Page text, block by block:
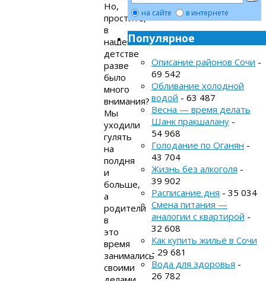
Но,
простите,
в
нашем
детстве
разве
было
много
внимания?
Мы
уходили
гулять
на
полдня
и
больше,
а
родители
в
это
время
занимались
своими
на сайте в интернете
Популярное
Описание районов Сочи -
69 542
Обливание холодной
водой - 63 487
Весна — время делать
Шанк пракшалану -
54 968
Голодание по Оганян -
43 704
Жизнь без алкоголя -
39 902
Расписание дня - 35 034
Смена питания —
аналогии с квартирой -
32 608
Как купить жильё в Сочи
- 29 681
Вода для здоровья -
26 782